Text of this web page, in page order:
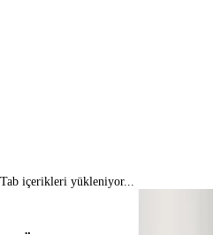
Tab içerikleri yükleniyor...